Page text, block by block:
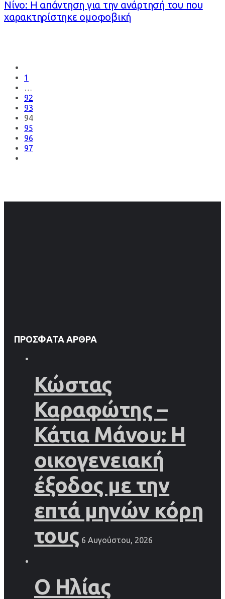
Νίνο: Η απάντηση για την ανάρτησή του που
χαρακτηρίστηκε ομοφοβική
1
…
92
93
94
95
96
97
ΠΡΌΣΦΑΤΑ ΆΡΘΡΑ
Κώστας
Καραφώτης –
Κάτια Μάνου: Η
οικογενειακή
έξοδος με την
επτά μηνών κόρη
τους 6 Αυγούστου, 2026
Ο Ηλίας